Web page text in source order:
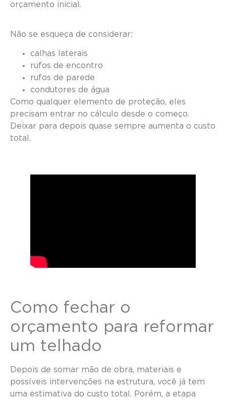
orçamento inicial.
Não se esqueça de considerar:
calhas laterais
rufos de encontro
rufos de parede
condutores de água
Como qualquer elemento de proteção, eles
precisam entrar no cálculo desde o começo.
Deixar para depois quase sempre aumenta o custo
total.
Como fechar o
orçamento para reformar
um telhado
Depois de somar mão de obra, materiais e
possíveis intervenções na estrutura, você já tem
uma estimativa do custo total. Porém, a etapa